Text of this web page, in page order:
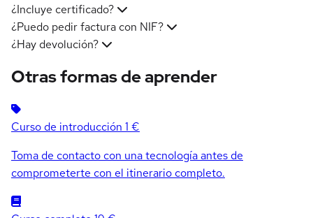
¿Incluye certificado?
¿Puedo pedir factura con NIF?
¿Hay devolución?
Otras formas de aprender
Curso de introducción 1 €
Toma de contacto con una tecnología antes de
comprometerte con el itinerario completo.